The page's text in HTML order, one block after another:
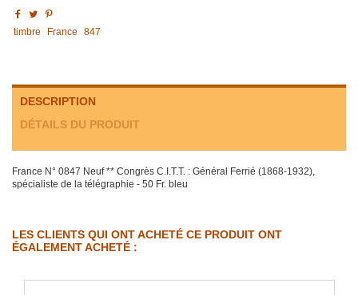
timbre France 847
DESCRIPTION
DÉTAILS DU PRODUIT
France N° 0847 Neuf ** Congrès C.I.T.T. : Général Ferrié (1868-1932),
spécialiste de la télégraphie - 50 Fr. bleu
LES CLIENTS QUI ONT ACHETÉ CE PRODUIT ONT
ÉGALEMENT ACHETÉ :